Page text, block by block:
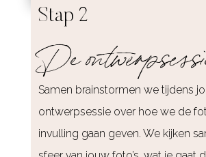
Stap 2
De
Samen brainstormen we tijdens
ontwerpsessie over hoe we de
invulling gaan geven. We kijken